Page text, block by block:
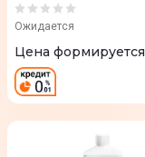
Ожидается
Цена формируется